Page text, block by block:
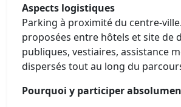
Aspects logistiques
Parking à proximité du centre-
proposées entre hôtels et site de
publiques, vestiaires, assistance
dispersés tout au long du
Pourquoi y participer